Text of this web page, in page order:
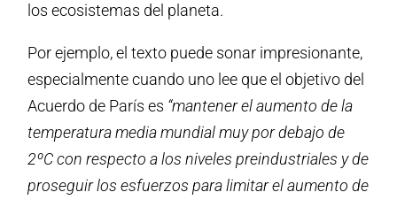
los ecosistemas del planeta.
Por ejemplo, el texto puede sonar impresionante,
especialmente cuando uno lee que el objetivo del
Acuerdo de París es “mantener el aumento de la
temperatura media mundial muy por debajo de
2ºC con respecto a los niveles preindustriales y de
proseguir los esfuerzos para limitar el aumento de